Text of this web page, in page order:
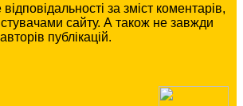
за зміст коментарів,
сайту. А також не завжди
публікацій.